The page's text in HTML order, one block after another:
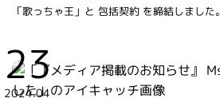
「歌っちゃ王」と 包括契約 を締結しました。
23
2024.04